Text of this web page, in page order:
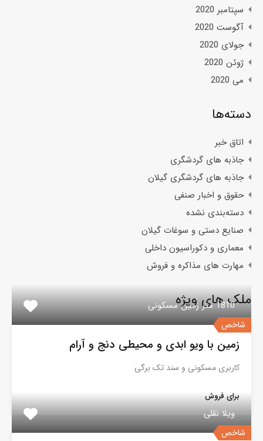
سپتامبر 2020
آگوست 2020
جولای 2020
ژوئن 2020
می 2020
دسته‌ها
اتاق خبر
جاذبه های گردشگری
جاذبه های گردشگری گیلان
حقوق و اخبار صنفی
دسته‌بندی نشده
صنایع دستی و سوغات گیلان
معماری و دکوراسیون داخلی
مهارت های مذاکره و فروش
ملک های ویژه
شاخص
1810 متر زمین مسکونی
زمین با ویو ابدی و محیطی دنج و آرام
کاربری مسکونی و سند تک برگی
برای فروش
شاخص
ویلا نقلی